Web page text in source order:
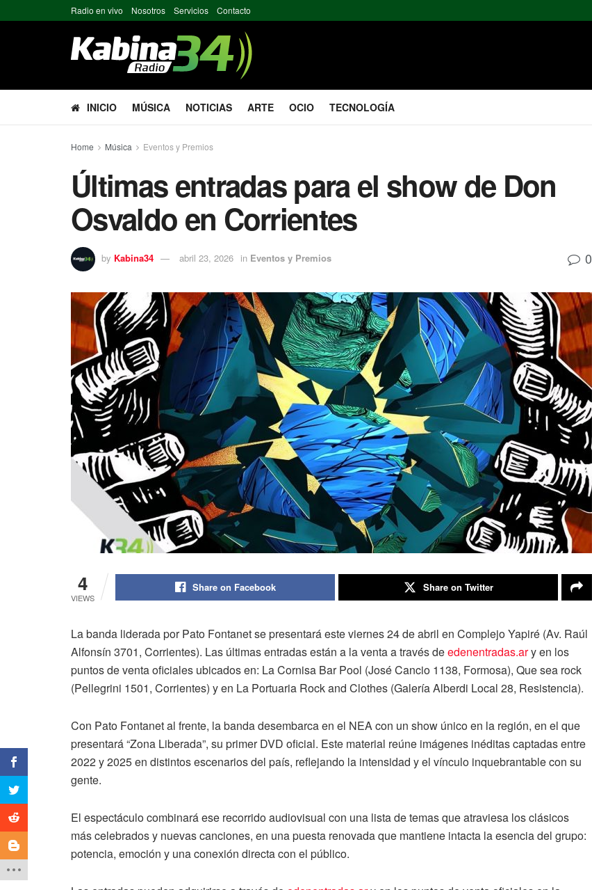
Radio en vivo Nosotros Servicios Contacto
INICIO MÚSICA NOTICIAS ARTE OCIO TECNOLOGÍA
Home Música Eventos y Premios
Últimas entradas para el show de Don
Osvaldo en Corrientes
by Kabina34 abril 23, 2026 in Eventos y Premios 0
4
VIEWS
Share on Facebook Share on Twitter
La banda liderada por Pato Fontanet se presentará este viernes 24 de abril en Complejo Yapiré (Av. Raúl
Alfonsín 3701, Corrientes). Las últimas entradas están a la venta a través deedenentradas.ary en los
puntos de venta oficiales ubicados en: La Cornisa Bar Pool (José Cancio 1138, Formosa), Que sea rock
(Pellegrini 1501, Corrientes) y en La Portuaria Rock and Clothes (Galería Alberdi Local 28, Resistencia).
Con Pato Fontanet al frente, la banda desembarca en el NEA con un show único en la región, en el que
presentará “Zona Liberada”, su primer DVD oficial. Este material reúne imágenes inéditas captadas entre
2022 y 2025 en distintos escenarios del país, reflejando la intensidad y el vínculo inquebrantable con su
gente.
El espectáculo combinará ese recorrido audiovisual con una lista de temas que atraviesa los clásicos
más celebrados y nuevas canciones, en una puesta renovada que mantiene intacta la esencia del grupo:
potencia, emoción y una conexión directa con el público.